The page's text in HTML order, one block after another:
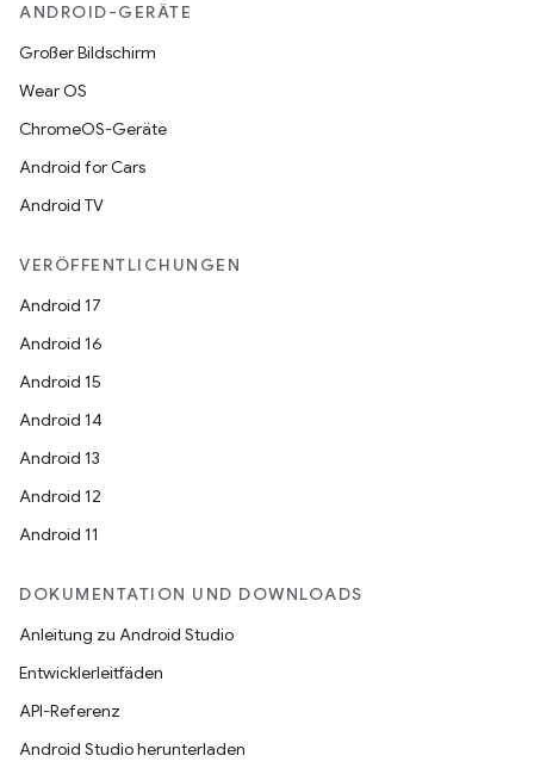
ANDROID-GERÄTE
Großer Bildschirm
Wear OS
ChromeOS-Geräte
Android for Cars
Android TV
VERÖFFENTLICHUNGEN
Android 17
Android 16
Android 15
Android 14
Android 13
Android 12
Android 11
DOKUMENTATION UND DOWNLOADS
Anleitung zu Android Studio
Entwicklerleitfäden
API-Referenz
Android Studio herunterladen